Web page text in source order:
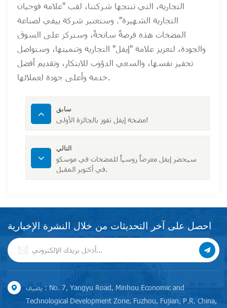
التجارية، التي تنتجها شركتنا، لقب "علامة فوجيان
التجارية الشهيرة". وستعتبر شركة ييفي لصناعة
المضخات هذه فرصةً سانحةً، وستركز على السوق
والجودة، لتعزيز علامة "إيفل" التجارية وتنميتها، وستواصل
تحفيز نفسها، والسعي الدؤوب للابتكار، وتقديم أفضل
خدمة وأعلى جودة لعملائها.
سابق
مضخة إيفل تفوز بالجائزة الأولى!
التالي
سيحضر إيفل معرضاً روسياً للمضخات في موسكو
في أكتوبر المقبل.
احصل على آخر التحديثات من خلال النشرة الإخبارية
يضيف : No. 7, Yangyu Road, Minhou Economic and
Technological Development Zone, Fuzhou, Fujian, P.R. China,